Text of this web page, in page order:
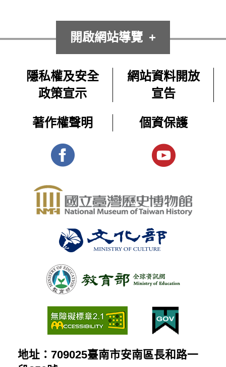
開啟網站導覽
隱私權及安全
政策宣示
網站資料開放
宣告
著作權聲明 個資保護
地址：709025臺南市安南區長和路一